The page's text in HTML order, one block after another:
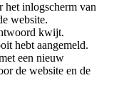
inlogscherm van
website.
kwijt.
hebt aangemeld.
een nieuw
de website en de